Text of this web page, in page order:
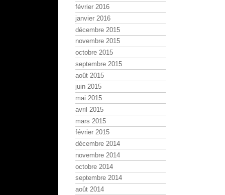
février 2016
janvier 2016
décembre 2015
novembre 2015
octobre 2015
septembre 2015
août 2015
juin 2015
mai 2015
avril 2015
mars 2015
février 2015
décembre 2014
novembre 2014
octobre 2014
septembre 2014
août 2014